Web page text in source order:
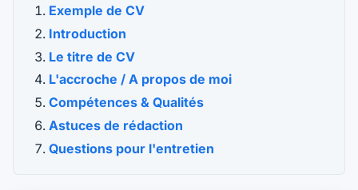
Exemple de CV
Introduction
Le titre de CV
L'accroche / A propos de moi
Compétences & Qualités
Astuces de rédaction
Questions pour l'entretien